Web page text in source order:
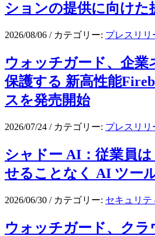
ションの提供に向けた
2026/08/06 / カテゴリー: プレスリリ
ウォッチガード、企業
保護する 新高性能
スを発売開始
2026/07/24 / カテゴリー: プレスリリ
シャドー AI：従業員
せることなく AI ツー
2026/06/30 / カテゴリー: セキュリテ
ウォッチガード、クラ